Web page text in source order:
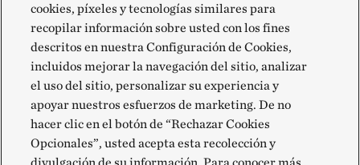
cookies, píxeles y tecnologías similares para
recopilar información sobre usted con los fines
descritos en nuestra Configuración de Cookies,
incluidos mejorar la navegación del sitio, analizar
el uso del sitio, personalizar su experiencia y
apoyar nuestros esfuerzos de marketing. De no
hacer clic en el botón de “Rechazar Cookies
Opcionales”, usted acepta esta recolección y